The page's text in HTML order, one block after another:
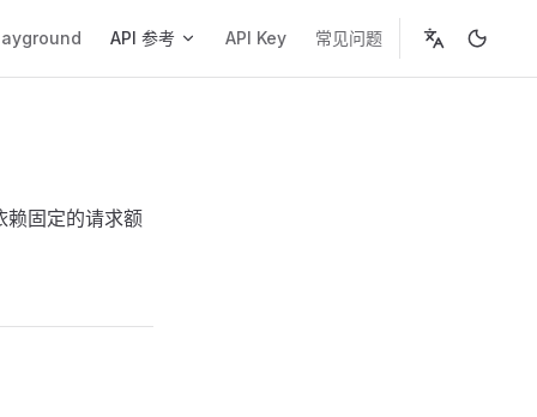
API 参考 API Key 常见问题
赖固定的请求额